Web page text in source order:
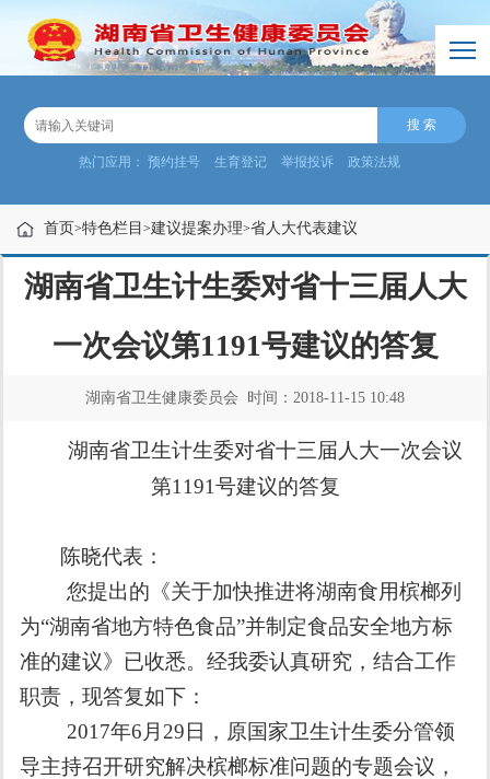
热门应用： 预约挂号 生育登记 举报投诉 政策法规
首页>特色栏目 >建议提案办理>省人大代表建议
湖南省卫生计生委对省十三届人大
一次会议第1191号建议的答复
湖南省卫生健康委员会 时间：2018-11-15 10:48
湖南省卫生计生委对省十三届人大一次会议
第1191号建议的答复
陈晓代表：
您提出的《关于加快推进将湖南食用槟榔列
为“湖南省地方特色食品”并制定食品安全地方标
准的建议》已收悉。经我委认真研究，结合工作
职责，现答复如下：
2017年6 月 29 日，原国家卫生计生委分管领
导主持召开研究解决槟榔标准问题的专题会议，